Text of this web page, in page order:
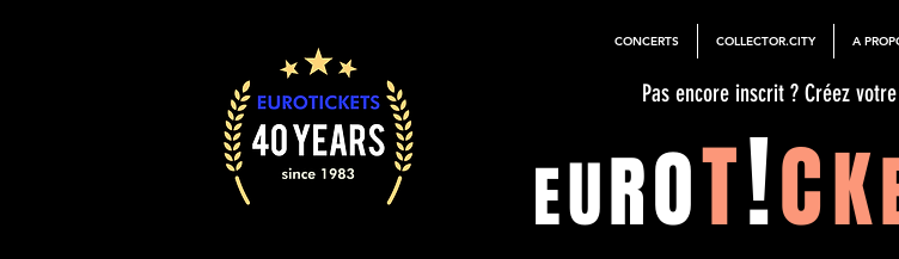
CONCERTS COLLECTOR.CITY A
Pas encore inscrit ? Créez
EUROT!CK